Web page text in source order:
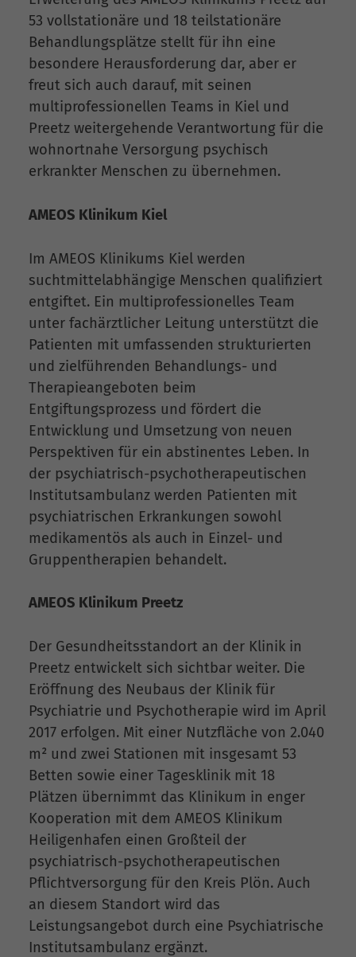
53 vollstationäre und 18 teilstationäre
Behandlungsplätze stellt für ihn eine
besondere Herausforderung dar, aber er
freut sich auch darauf, mit seinen
multiprofessionellen Teams in Kiel und
Preetz weitergehende Verantwortung für die
wohnortnahe Versorgung psychisch
erkrankter Menschen zu übernehmen.
AMEOS Klinikum Kiel
Im AMEOS Klinikums Kiel werden
suchtmittelabhängige Menschen qualifiziert
entgiftet. Ein multiprofessionelles Team
unter fachärztlicher Leitung unterstützt die
Patienten mit umfassenden strukturierten
und zielführenden Behandlungs- und
Therapieangeboten beim
Entgiftungsprozess und fördert die
Entwicklung und Umsetzung von neuen
Perspektiven für ein abstinentes Leben. In
der psychiatrisch-psychotherapeutischen
Institutsambulanz werden Patienten mit
psychiatrischen Erkrankungen sowohl
medikamentös als auch in Einzel- und
Gruppentherapien behandelt.
AMEOS Klinikum Preetz
Der Gesundheitsstandort an der Klinik in
Preetz entwickelt sich sichtbar weiter. Die
Eröffnung des Neubaus der Klinik für
Psychiatrie und Psychotherapie wird im April
2017 erfolgen. Mit einer Nutzfläche von 2.040
m² und zwei Stationen mit insgesamt 53
Betten sowie einer Tagesklinik mit 18
Plätzen übernimmt das Klinikum in enger
Kooperation mit dem AMEOS Klinikum
Heiligenhafen einen Großteil der
psychiatrisch-psychotherapeutischen
Pflichtversorgung für den Kreis Plön. Auch
an diesem Standort wird das
Leistungsangebot durch eine Psychiatrische
Institutsambulanz ergänzt.